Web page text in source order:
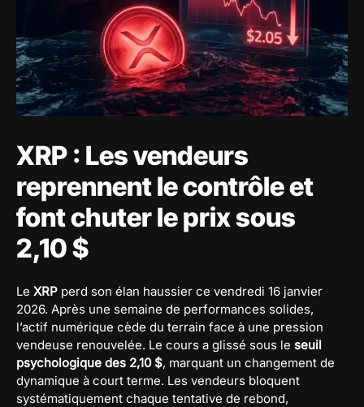
XRP : Les vendeurs
reprennent le contrôle et
font chuter le prix sous
2,10 $
Le XRP perd son élan haussier ce vendredi 16 janvier
2026. Après une semaine de performances solides,
l’actif numérique cède du terrain face à une pression
vendeuse renouvelée. Le cours a glissé sous le seuil
psychologique des 2,10 $, marquant un changement de
dynamique à court terme. Les vendeurs bloquent
systématiquement chaque tentative de rebond,